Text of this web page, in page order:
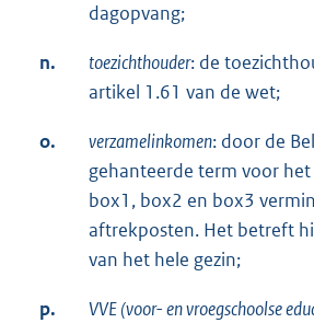
dagopvang;
n. toezichthouder: de
artikel 1.61 van de wet;
o. verzamelinkomen: door de
gehanteerde term voor
box1, box2 en box3
aftrekposten. Het betreft
van het hele gezin;
p. VVE (voor- en vroegschoolse